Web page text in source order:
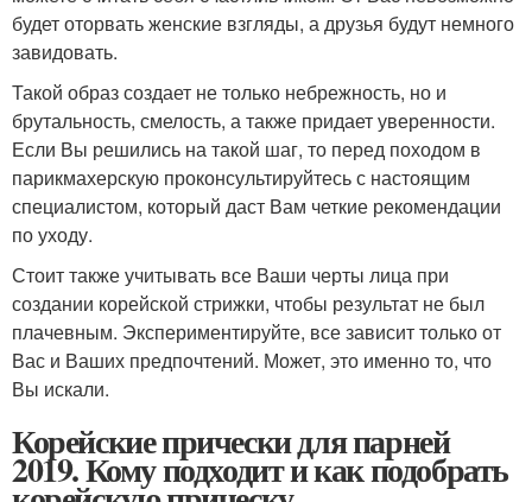
будет оторвать женские взгляды, а друзья будут немного
завидовать.
Такой образ создает не только небрежность, но и
брутальность, смелость, а также придает уверенности.
Если Вы решились на такой шаг, то перед походом в
парикмахерскую проконсультируйтесь с настоящим
специалистом, который даст Вам четкие рекомендации
по уходу.
Стоит также учитывать все Ваши черты лица при
создании корейской стрижки, чтобы результат не был
плачевным. Экспериментируйте, все зависит только от
Вас и Ваших предпочтений. Может, это именно то, что
Вы искали.
Корейские прически для парней
2019. Кому подходит и как подобрать